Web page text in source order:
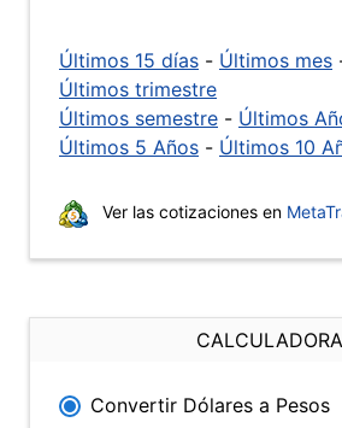
Últimos 15 días - Últimos mes
Últimos trimestre
Últimos semestre - Últimos
Últimos 5 Años - Últimos 10
Ver las cotizaciones en
CALCULADORA
Convertir Dólares a Pesos